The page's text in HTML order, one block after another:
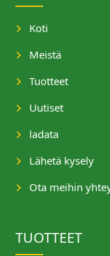
Koti
Meistä
Tuotteet
Uutiset
ladata
Lähetä kysely
Ota meihin
TUOTTEET